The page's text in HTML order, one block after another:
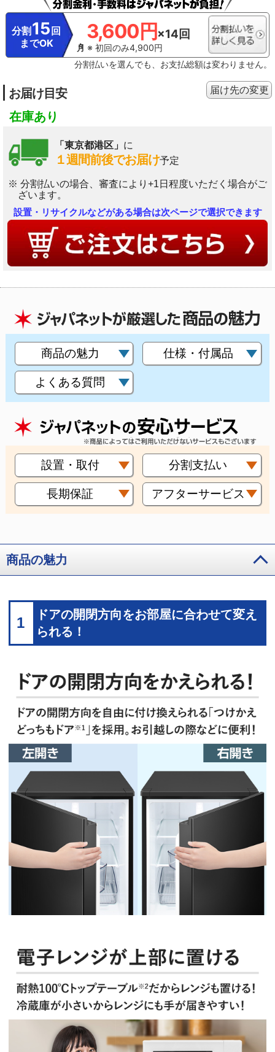
分割 15 回
までOK
3,600円×14回
※ 初回のみ4,900円
分割払いを選んでも、お支払総額は変わりません。
お届け目安
在庫あり
「東京都港区」 に
１週間前後でお届け予定
※ 分割払いの場合、審査により+1日程度いただく場合がご
ざいます。
届け先の変更
設置・リサイクルなどがある場合は次ページで選択できます
商品の魅力 仕様・付属品
よくある質問
設置・取付 分割支払い
長期保証 アフターサービス
商品の魅力
1
ドアの開閉方向をお部屋に合わせて変え
られる！